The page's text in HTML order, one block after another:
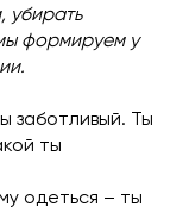
убирать
формируем у
заботливый. Ты
ты
одеться – ты